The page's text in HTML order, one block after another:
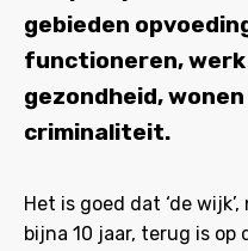
gebieden
functioneren, werk
gezondheid,
criminaliteit.
Het is goed dat ‘de
bijna 10 jaar, terug is op